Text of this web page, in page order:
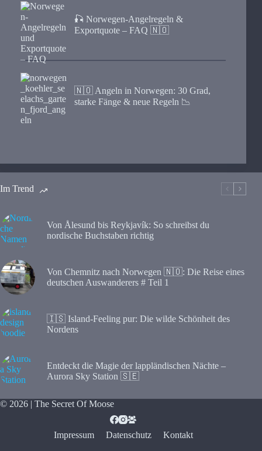
🎣 Norwegen-Angelregeln &
Exportquote – FAQ 🇳🇴
🇳🇴 Angeln in Norwegen: 30 Grad,
starke Fänge & neue Regeln 📉
Im Trend
Von Ålesund bis Reykjavík: So schreibst du
nordische Buchstaben richtig
Von Chemnitz nach Norwegen 🇳🇴: Die Reise eines
deutschen Auswanderers # Teil 1
🇮🇸 Island-Feeling pur: Die wilde Schönheit des
Nordens
Entdeckt die Magie der lappländischen Nächte –
Aurora Sky Station 🇸🇪
© 2026 | The Secret Of Moose
Impressum Datenschutz Kontakt